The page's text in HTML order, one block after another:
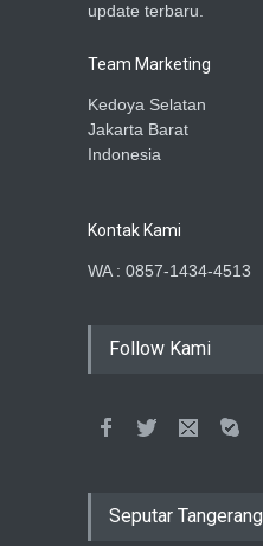
update terbaru.
Team Marketing
Kedoya Selatan
Jakarta Barat
Indonesia
Kontak Kami
WA : 0857-1434-4513
Follow Kami
Seputar Tangerang